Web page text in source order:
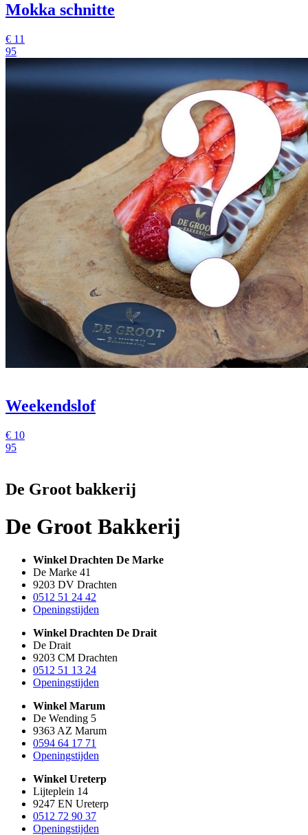
Mokka schnitte
€ 11
95
Weekendslof
€ 10
95
De Groot bakkerij
De Groot Bakkerij
Winkel Drachten De Marke
De Marke 41
9203 DV Drachten
0512 51 24 42
Openingstijden
Winkel Drachten De Drait
De Drait
9203 CM Drachten
0512 51 13 24
Openingstijden
Winkel Marum
De Wending 5
9363 AZ Marum
0594 64 17 71
Openingstijden
Winkel Ureterp
Lijteplein 14
9247 EN Ureterp
0512 72 90 37
Openingstijden